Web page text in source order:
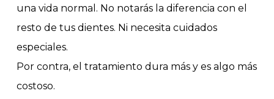
una vida normal. No notarás la diferencia con el
resto de tus dientes. Ni necesita cuidados
especiales.
Por contra, el tratamiento dura más y es algo más
costoso.